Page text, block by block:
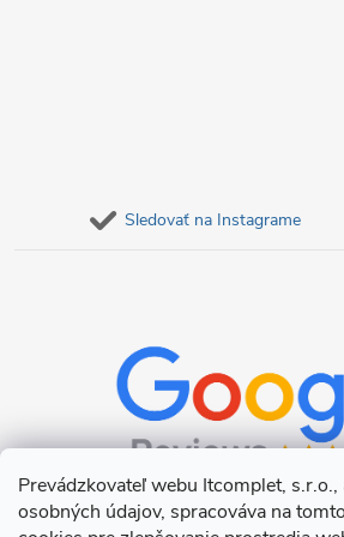
Prevádzkovateľ webu Itcomplet, s.r.o.,
osobných údajov, spracováva na
Sledovať na Instagrame